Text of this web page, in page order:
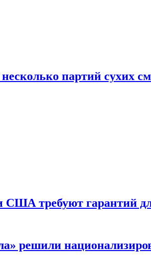
партий сухих
требуют гарантий
решили